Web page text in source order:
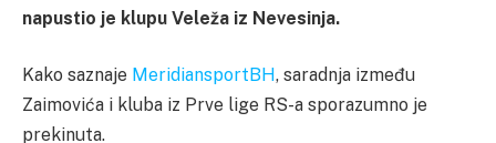
napustio je klupu Veleža iz Nevesinja.
Kako saznaje MeridiansportBH, saradnja između
Zaimovića i kluba iz Prve lige RS-a sporazumno je
prekinuta.